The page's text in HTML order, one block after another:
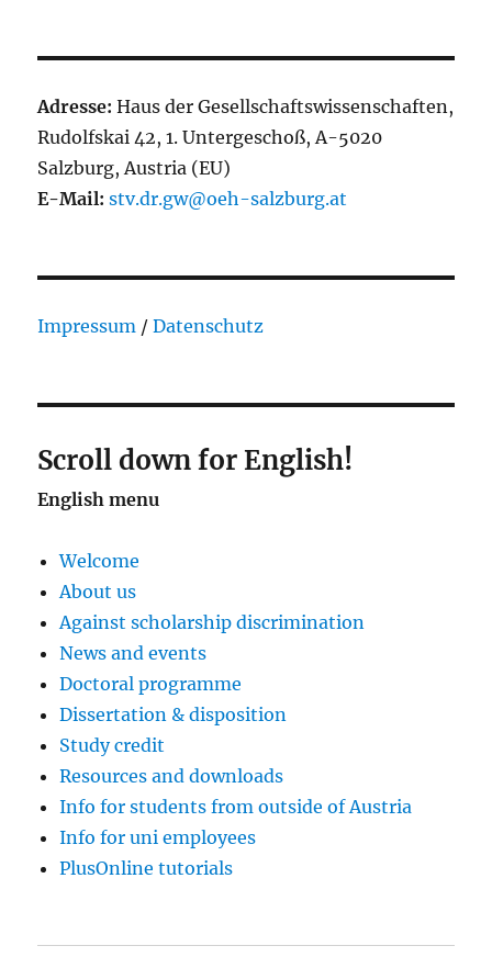
Adresse: Haus der Gesellschaftswissenschaften,
Rudolfskai 42, 1. Untergeschoß, A-5020
Salzburg, Austria (EU)
E-Mail:stv.dr.gw@oeh-salzburg.at
Impressum /Datenschutz
Scroll down for English!
English menu
Welcome
About us
Against scholarship discrimination
News and events
Doctoral programme
Dissertation & disposition
Study credit
Resources and downloads
Info for students from outside of Austria
Info for uni employees
PlusOnline tutorials